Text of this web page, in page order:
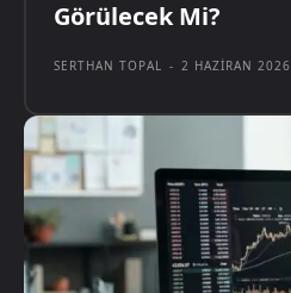
Görülecek Mi?
SERTHAN TOPAL - 2 HAZIRAN 2026